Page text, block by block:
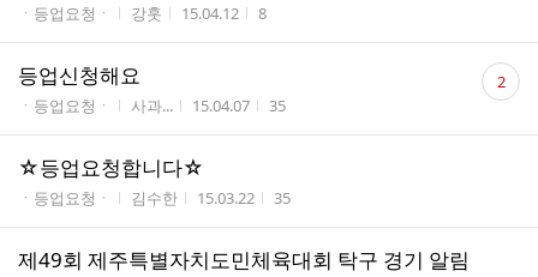
게시판명
ㆍ등업요청ㆍ 작성자
강훗 작성시간
15.04.12 조회수
8
등업신청해요
게시판명
ㆍ등업요청ㆍ 작성자
사과... 작성시간
15.04.07 조회수
35
댓
글 2
☆등업요청합니다☆
게시판명
ㆍ등업요청ㆍ 작성자
김수한 작성시간
15.03.22 조회수
35
제49회 제주특별자치도민체육대회 탁구 경기 알림